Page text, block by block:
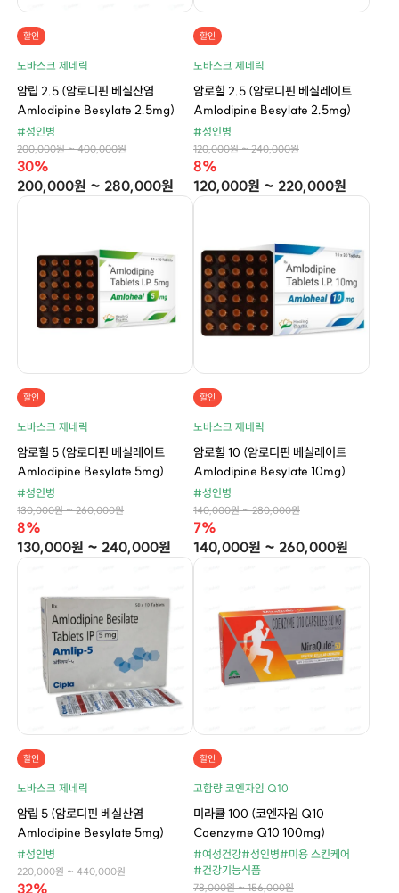
할인
노바스크 제네릭
암립 2.5 (암로디핀 베실산염
Amlodipine Besylate 2.5mg)
#성인병
200,000원 ~ 400,000원
30%
200,000원 ~ 280,000원
할인
노바스크 제네릭
암로힐 2.5 (암로디핀 베실레이트
Amlodipine Besylate 2.5mg)
#성인병
120,000원 ~ 240,000원
8%
120,000원 ~ 220,000원
할인
노바스크 제네릭
암로힐 5 (암로디핀 베실레이트
Amlodipine Besylate 5mg)
#성인병
130,000원 ~ 260,000원
8%
130,000원 ~ 240,000원
할인
노바스크 제네릭
암로힐 10 (암로디핀 베실레이트
Amlodipine Besylate 10mg)
#성인병
140,000원 ~ 280,000원
7%
140,000원 ~ 260,000원
할인
노바스크 제네릭
암립 5 (암로디핀 베실산염
Amlodipine Besylate 5mg)
#성인병
220,000원 ~ 440,000원
32%
할인
고함량 코엔자임 Q10
미라큘 100 (코엔자임 Q10
Coenzyme Q10 100mg)
#여성건강#성인병#미용 스킨케어
#건강기능식품
78,000원 ~ 156,000원